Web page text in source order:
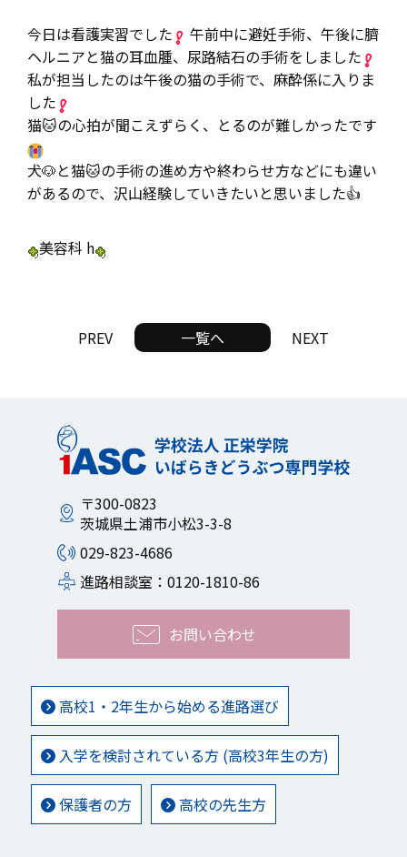
今日は看護実習でした
午前中に避妊手術、午後に臍
ヘルニアと猫の耳血腫、尿路結石の手術をしました
私が担当したのは午後の猫の手術で、麻酔係に入りま
した
猫🐱の心拍が聞こえずらく、とるのが難しかったです
犬🐶と猫🐱の手術の進め方や終わらせ方などにも違い
があるので、沢山経験していきたいと思いました👍
美容科 h
PREV 一覧へ NEXT
〒300-0823
茨城県土浦市小松3-3-8
029-823-4686
進路相談室：0120-1810-86
お問い合わせ
高校1・2年生から始める進路選び
入学を検討されている方 (高校3年生の方)
保護者の方 高校の先生方